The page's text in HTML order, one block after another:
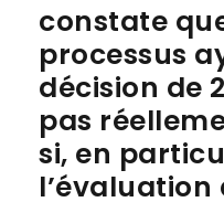
constate
processus
décision de
pas
si, en
l’évaluation